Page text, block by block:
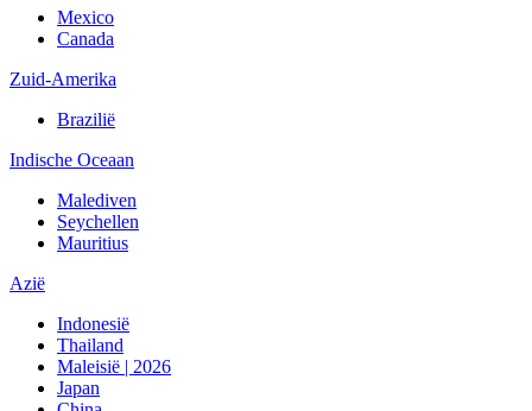
Mexico
Canada
Zuid-Amerika
Brazilië
Indische Oceaan
Malediven
Seychellen
Mauritius
Azië
Indonesië
Thailand
Maleisië | 2026
Japan